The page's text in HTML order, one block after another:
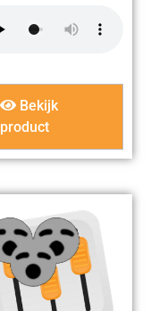
Bekijk
product